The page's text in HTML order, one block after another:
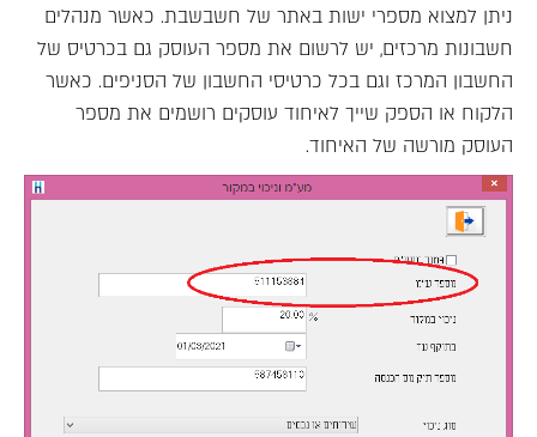
ניתן למצוא מספרי ישות באתר של חשבשבת. כאשר מנהלים
חשבונות מרכזים, יש לרשום את מספר העוסק גם בכרטיס של
החשבון המרכז וגם בכל כרטיסי החשבון של הסניפים. כאשר
הלקוח או הספק שייך לאיחוד עוסקים רושמים את מספר
העוסק מורשה של האיחוד.